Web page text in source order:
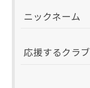
ニックネーム
応援するクラブ